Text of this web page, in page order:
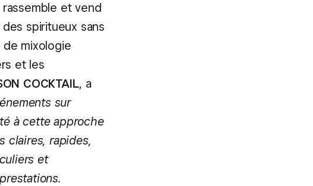
et vend
spiritueux sans
mixologie
et les
COCKTAIL, a
sur
à cette approche
claires, rapides,
et